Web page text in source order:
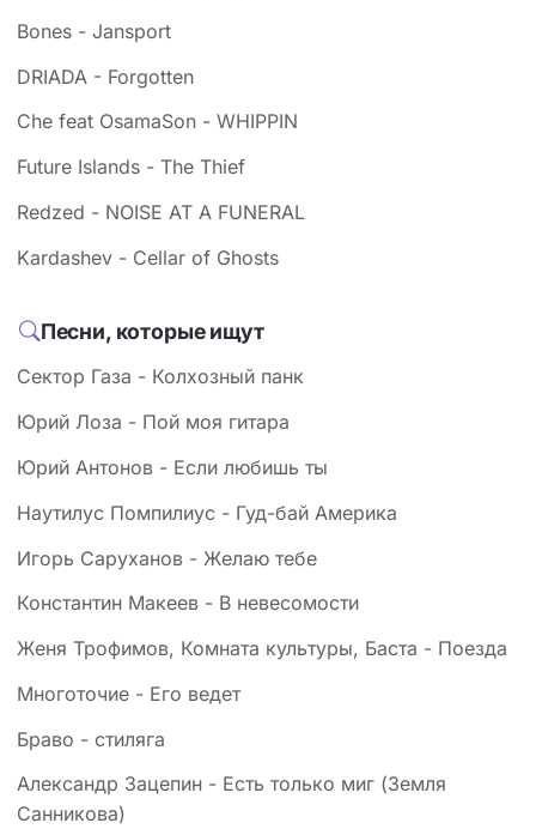
Bones - Jansport
DRIADA - Forgotten
Che feat ‎OsamaSon - WHIPPIN
Future Islands - The Thief
Redzed - NOISE AT A FUNERAL
Kardashev - Cellar of Ghosts
Песни, которые ищут
Сектор Газа - Колхозный панк
Юрий Лоза - Пой моя гитара
Юрий Антонов - Если любишь ты
Наутилус Помпилиус - Гуд-бай Америка
Игорь Саруханов - Желаю тебе
Константин Макеев - В невесомости
Женя Трофимов, Комната культуры, Баста - Поезда
Многоточие - Его ведет
Браво - стиляга
Александр Зацепин - Есть только миг (Земля
Санникова)